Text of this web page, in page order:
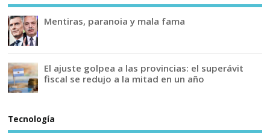
Mentiras, paranoia y mala fama
El ajuste golpea a las provincias: el superávit
fiscal se redujo a la mitad en un año
Tecnología